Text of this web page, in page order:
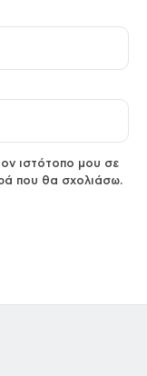
ιστότοπο μου σε
που θα σχολιάσω.